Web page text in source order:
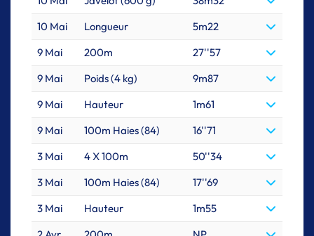
10 Mai
Longueur
5m22
9 Mai
200m
27''57
9 Mai
Poids (4 kg)
9m87
9 Mai
Hauteur
1m61
9 Mai
100m Haies (84)
16''71
3 Mai
4 X 100m
50''34
3 Mai
100m Haies (84)
17''69
3 Mai
Hauteur
1m55